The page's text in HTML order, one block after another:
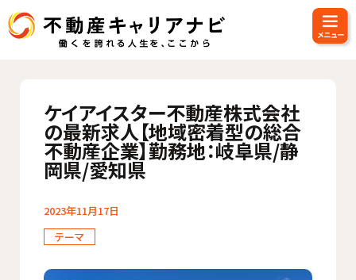
ケイアイスター不動産株式会社
の最新求人【地域密着型の総合
不動産企業】勤務地：岐阜県/静
岡県/愛知県
2023年11月17日
テーマ